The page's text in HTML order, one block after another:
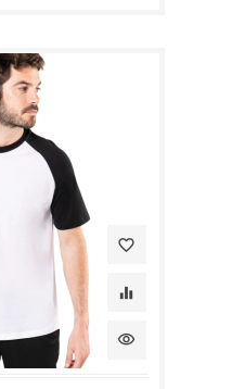
favorite_border
equalizer
visibility